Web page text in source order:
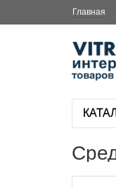
Главная